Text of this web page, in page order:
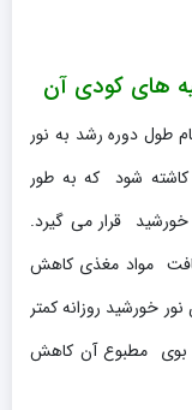
های کودی آن
طول دوره رشد به نور
کاشته شود که به طور
نور خورشید قرار می گیرد.
مواد مغذی کاهش
خورشید روزانه کمتر
و بوی مطبوع آن کاهش